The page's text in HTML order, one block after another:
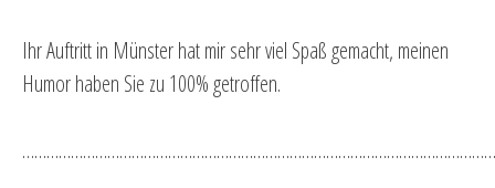
Ihr Auftritt in Münster hat mir sehr viel Spaß gemacht, meinen
Humor haben Sie zu 100% getroffen.